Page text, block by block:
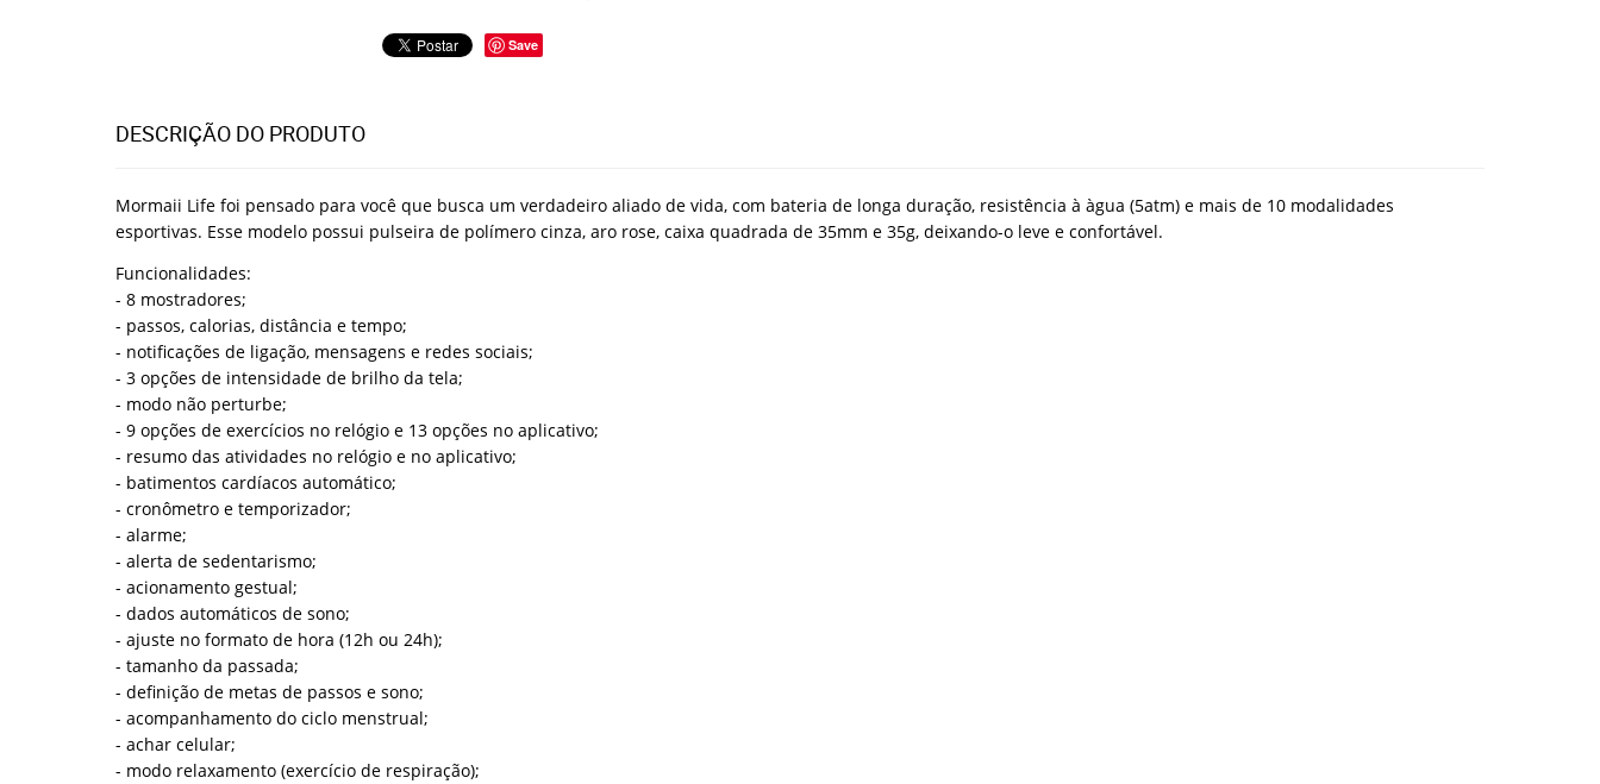
Save
DESCRIÇÃO DO PRODUTO
Mormaii Life foi pensado para você que busca um verdadeiro aliado de vida, com bateria de longa duração, resistência à àgua (5atm) e mais de 10 modalidades
esportivas. Esse modelo possui pulseira de polímero cinza, aro rose, caixa quadrada de 35mm e 35g, deixando-o leve e confortável.
Funcionalidades:
- 8 mostradores;
- passos, calorias, distância e tempo;
- notificações de ligação, mensagens e redes sociais;
- 3 opções de intensidade de brilho da tela;
- modo não perturbe;
- 9 opções de exercícios no relógio e 13 opções no aplicativo;
- resumo das atividades no relógio e no aplicativo;
- batimentos cardíacos automático;
- cronômetro e temporizador;
- alarme;
- alerta de sedentarismo;
- acionamento gestual;
- dados automáticos de sono;
- ajuste no formato de hora (12h ou 24h);
- tamanho da passada;
- definição de metas de passos e sono;
- acompanhamento do ciclo menstrual;
- achar celular;
- modo relaxamento (exercício de respiração);